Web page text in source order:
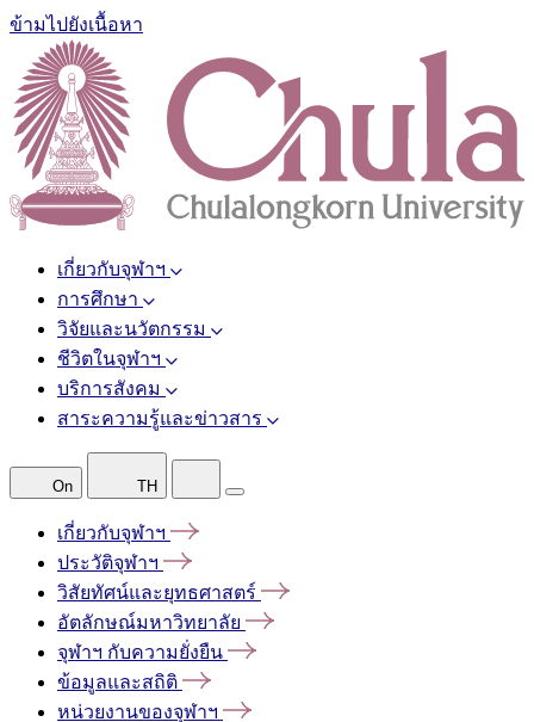
ข้ามไปยังเนื้อหา
เกี่ยวกับจุฬาฯ
การศึกษา
วิจัยและนวัตกรรม
ชีวิตในจุฬาฯ
บริการสังคม
สาระความรู้และข่าวสาร
On TH
เกี่ยวกับจุฬาฯ
ประวัติจุฬาฯ
วิสัยทัศน์และยุทธศาสตร์
อัตลักษณ์มหาวิทยาลัย
จุฬาฯ กับความยั่งยืน
ข้อมูลและสถิติ
หน่วยงานของจุฬาฯ